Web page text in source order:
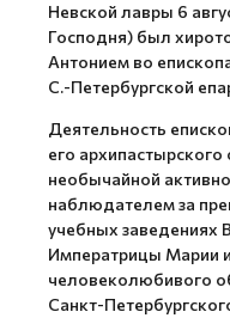
Невской лавры 6
Господня) был
Антонием во
С.-Петербургской
Деятельность
его
необычайной
наблюдателем за
учебных заведениях
Императрицы Марии
человеколюбивого
Санкт-